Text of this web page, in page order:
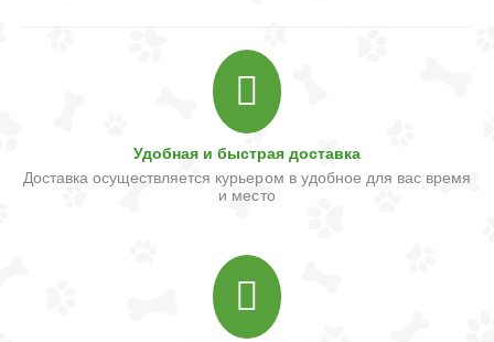
Удобная и быстрая доставка
Доставка осуществляется курьером в удобное для вас время
и место